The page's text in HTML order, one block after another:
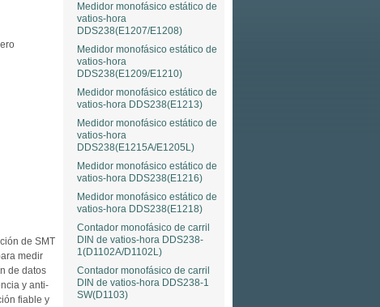
de SMT
medir
de datos
y anti-
fiable y
Medidor monofásico estático de
vatios-hora
DDS238(E1207/E1208)
Medidor monofásico estático de
vatios-hora
DDS238(E1209/E1210)
Medidor monofásico estático de
vatios-hora DDS238(E1213)
Medidor monofásico estático de
vatios-hora
DDS238(E1215A/E1205L)
Medidor monofásico estático de
vatios-hora DDS238(E1216)
Medidor monofásico estático de
vatios-hora DDS238(E1218)
Contador monofásico de carril
DIN de vatios-hora DDS238-
1(D1102A/D1102L)
Contador monofásico de carril
DIN de vatios-hora DDS238-1
SW(D1103)